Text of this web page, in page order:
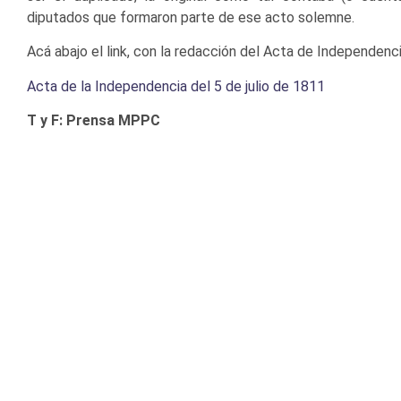
diputados que formaron parte de ese acto solemne.
Acá abajo el link, con la redacción del Acta de
Acta de la Independencia del 5 de julio de 1811
T y F: Prensa MPPC